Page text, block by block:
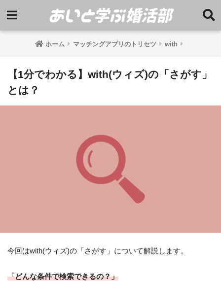
ホーム マッチングアプリのトリセツ with
【1分でわかる】with(ウィズ)の「さがす」
とは？
今回はwith(ウィズ)の「さがす」について解説します。
「どんな条件で検索できるの？」